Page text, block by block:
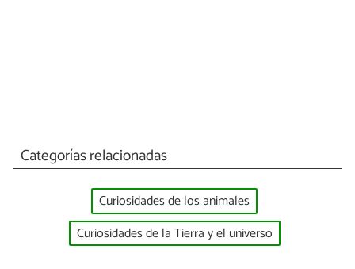
Categorías relacionadas
Curiosidades de los animales
Curiosidades de la Tierra y el universo